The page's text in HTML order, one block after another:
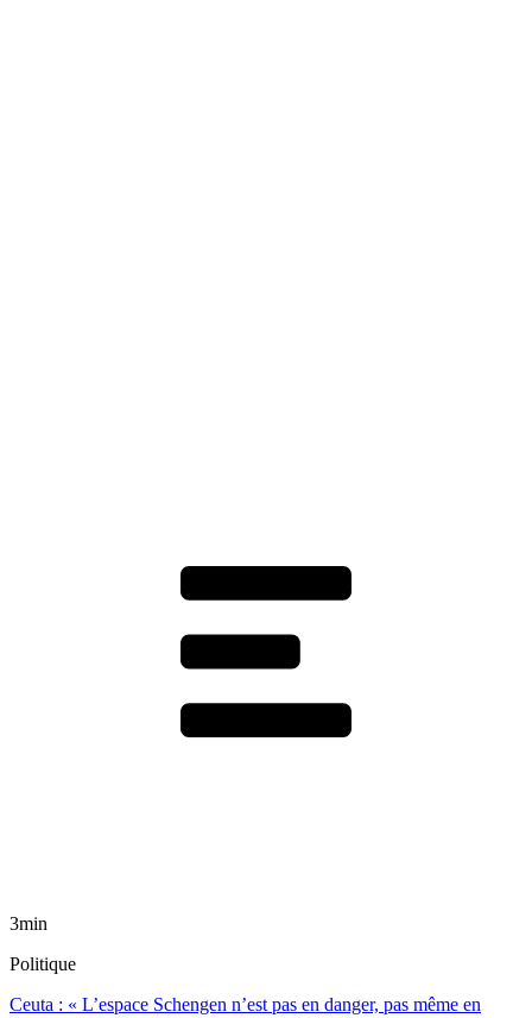
3min
Politique
Ceuta : « L’espace Schengen n’est pas en danger, pas même en